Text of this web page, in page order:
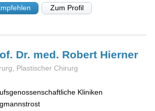
Zum Profil
Dr. med. Robert Hierner
Plastischer Chirurg
Kliniken